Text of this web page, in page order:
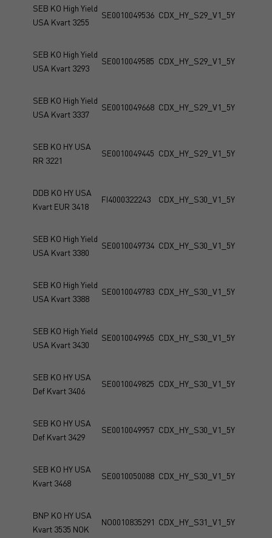
SEB KO High Yield
USA Kvart 3255
SE0010049536 CDX_HY_S29_V1_5Y
SEB KO High Yield
USA Kvart 3293
SE0010049585 CDX_HY_S29_V1_5Y
SEB KO High Yield
USA Kvart 3337
SE0010049668 CDX_HY_S29_V1_5Y
SEB KO HY USA
RR 3221
SE0010049445 CDX_HY_S29_V1_5Y
DDB KO HY USA
Kvart EUR 3418
FI4000322243 CDX_HY_S30_V1_5Y
SEB KO High Yield
USA Kvart 3380
SE0010049734 CDX_HY_S30_V1_5Y
SEB KO High Yield
USA Kvart 3388
SE0010049783 CDX_HY_S30_V1_5Y
SEB KO High Yield
USA Kvart 3430
SE0010049965 CDX_HY_S30_V1_5Y
SEB KO HY USA
Def Kvart 3406
SE0010049825 CDX_HY_S30_V1_5Y
SEB KO HY USA
Def Kvart 3429
SE0010049957 CDX_HY_S30_V1_5Y
SEB KO HY USA
Kvart 3468
SE0010050088 CDX_HY_S30_V1_5Y
BNP KO HY USA
Kvart 3535 NOK
NO0010835291 CDX_HY_S31_V1_5Y